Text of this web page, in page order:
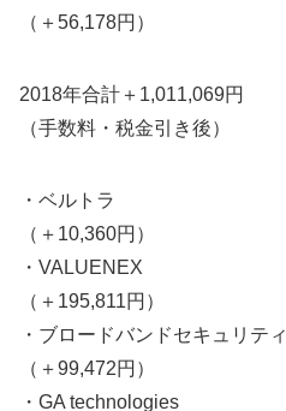
（＋56,178円）
2018年合計＋1,011,069円
（手数料・税金引き後）
・ベルトラ
（＋10,360円）
・VALUENEX
（＋195,811円）
・ブロードバンドセキュリティ
（＋99,472円）
・GA technologies